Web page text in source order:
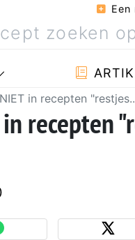
in recepten
recepten